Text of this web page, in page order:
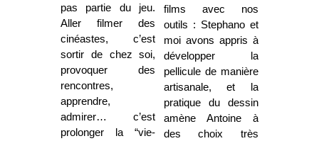
pas partie du jeu.
Aller filmer des
cinéastes, c’est
sortir de chez soi,
provoquer des
rencontres,
apprendre,
admirer… c’est
prolonger la “vie-
films avec nos
outils : Stephano et
moi avons appris à
développer la
pellicule de manière
artisanale, et la
pratique du dessin
amène Antoine à
des choix très